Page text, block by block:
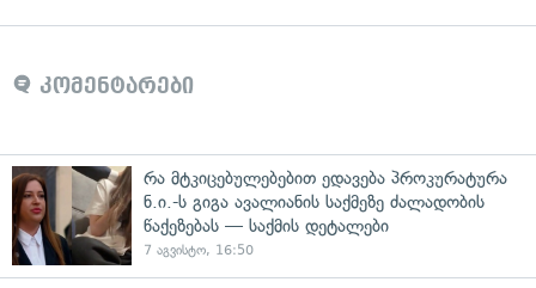
კომენტარები
რა მტკიცებულებებით ედავება პროკურატურა
ნ.ი.-ს გიგა ავალიანის საქმეზე ძალადობის
წაქეზებას — საქმის დეტალები
7 აგვისტო, 16:50